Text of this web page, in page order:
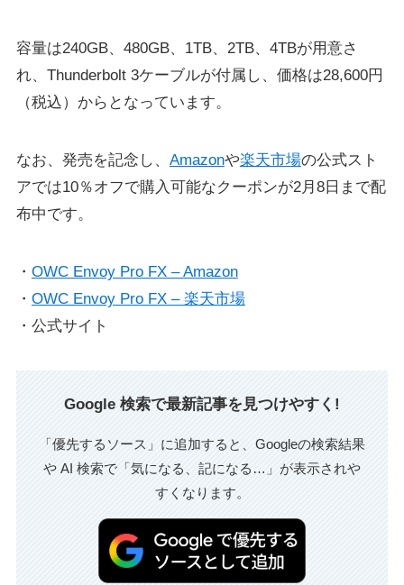
容量は240GB、480GB、1TB、2TB、4TBが用意さ
れ、Thunderbolt 3ケーブルが付属し、価格は28,600円
（税込）からとなっています。
なお、発売を記念し、 Amazonや楽天市場の公式スト
アでは10％オフで購入可能なクーポンが2月8日まで配
布中です。
・ OWC Envoy Pro FX – Amazon
・ OWC Envoy Pro FX – 楽天市場
・公式サイト
Google 検索で最新記事を見つけやすく!
「優先するソース」に追加すると、Googleの検索結果
や AI 検索で「気になる、記になる…」が表示されや
すくなります。